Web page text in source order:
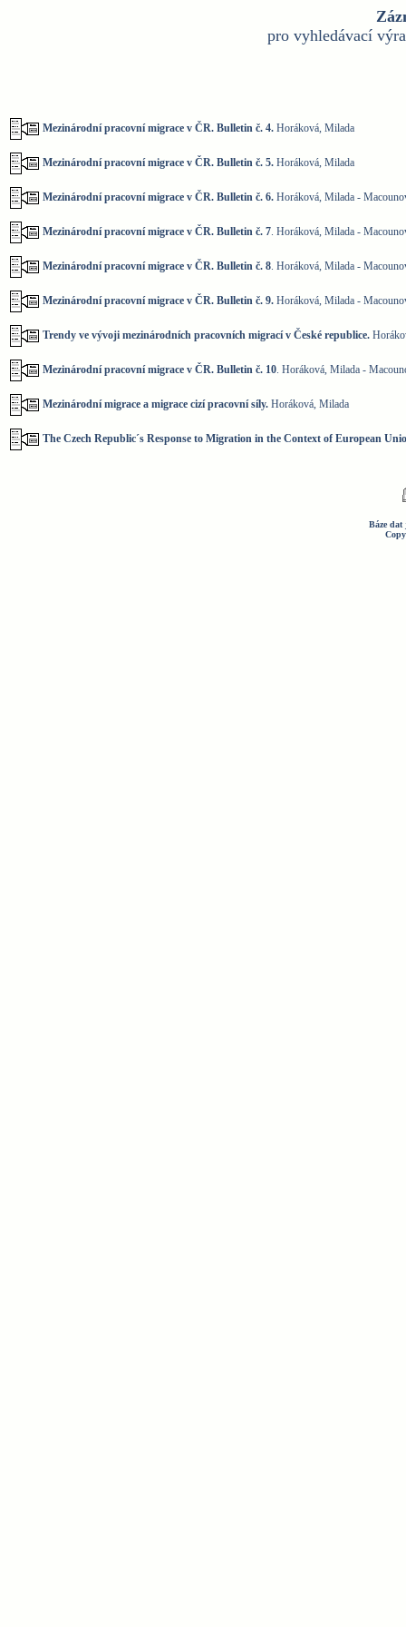
pro vyhledávací
Mezinárodní pracovní migrace v ČR. Bulletin č. 4. Horáková, Milada
Mezinárodní pracovní migrace v ČR. Bulletin č. 5. Horáková, Milada
Mezinárodní pracovní migrace v ČR. Bulletin č. 6. Horáková, Milada -
Mezinárodní pracovní migrace v ČR. Bulletin č. 7. Horáková, Milada -
Mezinárodní pracovní migrace v ČR. Bulletin č. 8. Horáková, Milada -
Mezinárodní pracovní migrace v ČR. Bulletin č. 9. Horáková, Milada -
Trendy ve vývoji mezinárodních pracovních migrací v České republice.
Mezinárodní pracovní migrace v ČR. Bulletin č. 10. Horáková, Milada -
Mezinárodní migrace a migrace cizí pracovní síly. Horáková, Milada
The Czech Republic´s Response to Migration in the Context of European
Báze dat